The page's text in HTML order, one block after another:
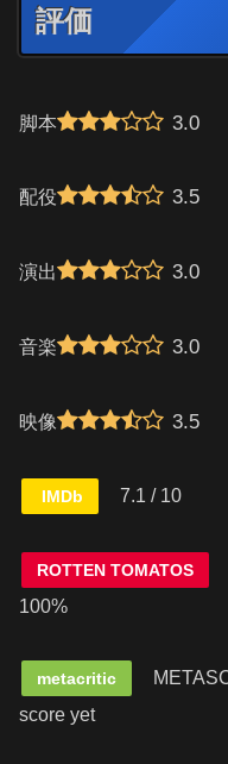
評価
脚本 3.0
配役 3.5
演出 3.0
音楽 3.0
映像 3.5
IMDb 7.1 / 10
ROTTEN TOMATOS
100%
metacritic
score yet